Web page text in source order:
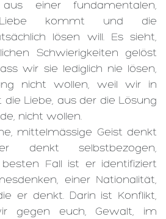
einer fundamentalen,
Liebe kommt und die
lösen will. Es sieht,
Schwierigkeiten gelöst
wir sie lediglich nie lösen,
nicht wollen, weil wir in
die Liebe, aus der die Lösung
nicht wollen.
mittelmässige Geist denkt
denkt selbstbezogen,
Fall ist er identifiziert
einer Nationalität,
er denkt. Darin ist Konflikt,
gegen euch, Gewalt, im